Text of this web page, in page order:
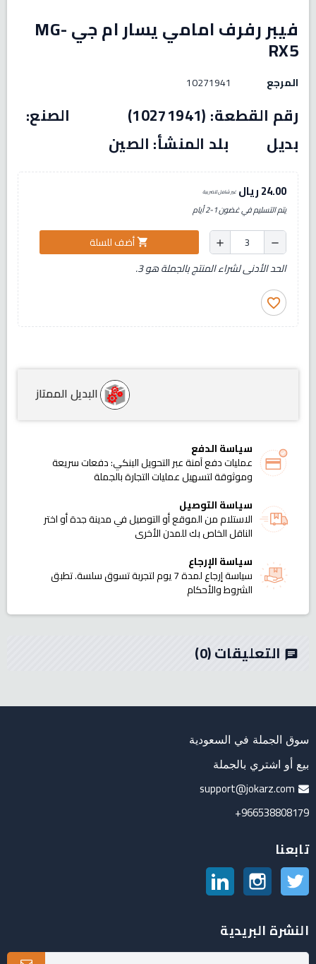
فيبر رفرف امامي يسار ام جي MG-
RX5
المرجع 10271941
رقم القطعة: (10271941) الصنع:
بديل بلد المنشأ: الصين
24.00 ريال غير شامل للضريبة
يتم التسليم في غضون 1-2 أيام
remove
add
shopping_cartأضف للسلة
الحد الأدنى لشراء المنتج بالجملة هو 3.
favorite_border
البديل الممتاز
سياسة الدفع
عمليات دفع آمنة عبر التحويل البنكي: دفعات سريعة
وموثوقة لتسهيل عمليات التجارة بالجملة
سياسة التوصيل
الاستلام من الموقع أو التوصيل في مدينة جدة أو اختر
الناقل الخاص بك للمدن الأخرى
سياسة الإرجاع
سياسة إرجاع لمدة 7 يوم لتجربة تسوق سلسة. تطبق
الشروط والأحكام
chat التعليقات(0)
سوق الجملة في السعودية
بيع أو اشتري بالجملة
support@jokarz.com
966538808179+
تابعنا
تويتر انستغرام
النشرة البريدية